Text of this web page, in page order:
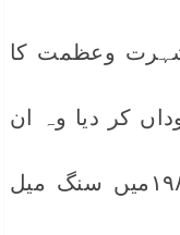
وعظمت کا
کر دیا وہ ان
کی وفات کے ایک سال بعد ۱۹۸۷میں سنگ میل